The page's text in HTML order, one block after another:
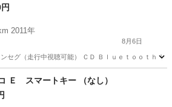
2011年
8月6日
セグ（走行中視聴可能） ＣＤ Ｂｌｕｅｔｏｏｔｈ
Ｅ スマートキー （なし）